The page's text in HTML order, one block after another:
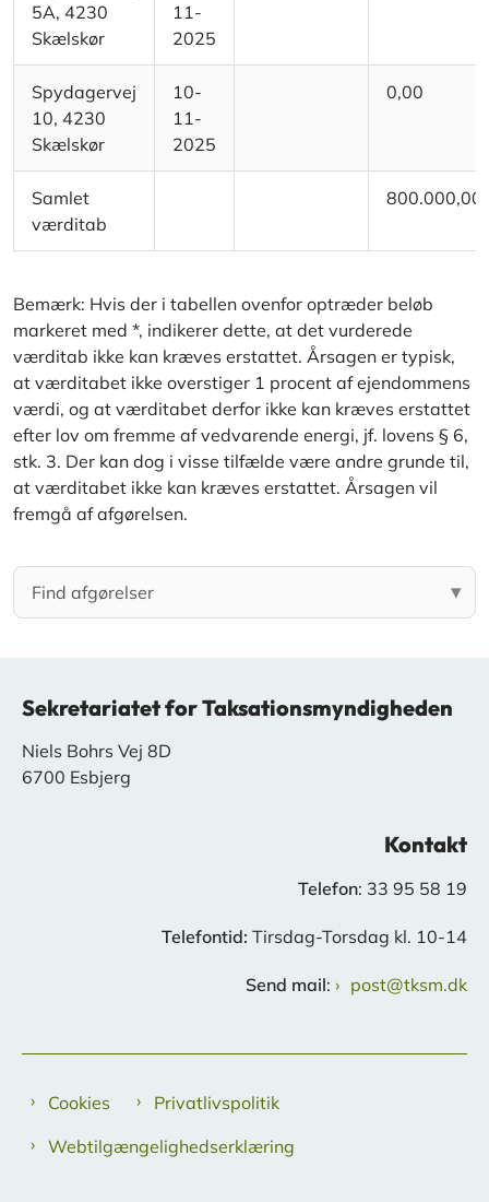
5A, 4230
Skælskør
11-
2025
Spydagervej
10, 4230
Skælskør
10-
11-
2025
0,00
Samlet
værditab
800.000,00
Bemærk: Hvis der i tabellen ovenfor optræder beløb
markeret med *, indikerer dette, at det vurderede
værditab ikke kan kræves erstattet. Årsagen er typisk,
at værditabet ikke overstiger 1 procent af ejendommens
værdi, og at værditabet derfor ikke kan kræves erstattet
efter lov om fremme af vedvarende energi, jf. lovens § 6,
stk. 3. Der kan dog i visse tilfælde være andre grunde til,
at værditabet ikke kan kræves erstattet. Årsagen vil
fremgå af afgørelsen.
Sekretariatet for Taksationsmyndigheden
Niels Bohrs Vej 8D
6700 Esbjerg
Kontakt
Telefon: 33 95 58 19
Telefontid: Tirsdag-Torsdag kl. 10-14
Send mail: post@tksm.dk
Cookies
Privatlivspolitik
Webtilgængelighedserklæring